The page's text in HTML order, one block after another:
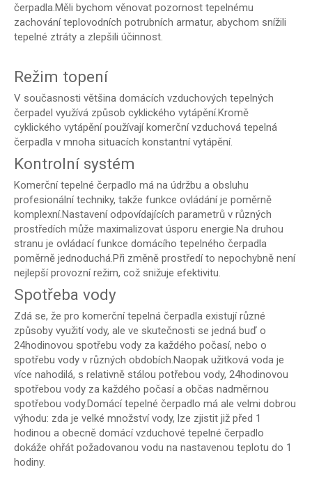
čerpadla.Měli bychom věnovat pozornost tepelnému
zachování teplovodních potrubních armatur, abychom snížili
tepelné ztráty a zlepšili účinnost.
Režim topení
V současnosti většina domácích vzduchových tepelných
čerpadel využívá způsob cyklického vytápění.Kromě
cyklického vytápění používají komerční vzduchová tepelná
čerpadla v mnoha situacích konstantní vytápění.
Kontrolní systém
Komerční tepelné čerpadlo má na údržbu a obsluhu
profesionální techniky, takže funkce ovládání je poměrně
komplexní.Nastavení odpovídajících parametrů v různých
prostředích může maximalizovat úsporu energie.Na druhou
stranu je ovládací funkce domácího tepelného čerpadla
poměrně jednoduchá.Při změně prostředí to nepochybně není
nejlepší provozní režim, což snižuje efektivitu.
Spotřeba vody
Zdá se, že pro komerční tepelná čerpadla existují různé
způsoby využití vody, ale ve skutečnosti se jedná buď o
24hodinovou spotřebu vody za každého počasí, nebo o
spotřebu vody v různých obdobích.Naopak užitková voda je
více nahodilá, s relativně stálou potřebou vody, 24hodinovou
spotřebou vody za každého počasí a občas nadměrnou
spotřebou vody.Domácí tepelné čerpadlo má ale velmi dobrou
výhodu: zda je velké množství vody, lze zjistit již před 1
hodinou a obecně domácí vzduchové tepelné čerpadlo
dokáže ohřát požadovanou vodu na nastavenou teplotu do 1
hodiny.